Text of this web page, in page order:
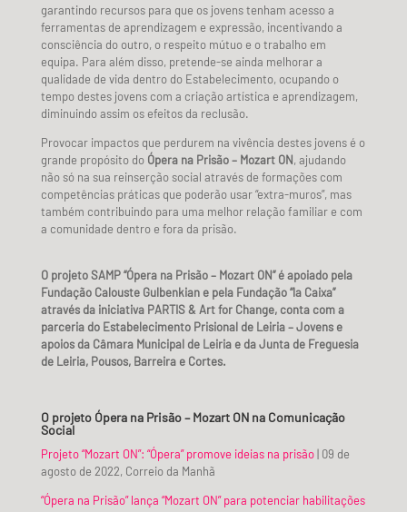
garantindo recursos para que os jovens tenham acesso a
ferramentas de aprendizagem e expressão, incentivando a
consciência do outro, o respeito mútuo e o trabalho em
equipa. Para além disso, pretende-se ainda melhorar a
qualidade de vida dentro do Estabelecimento, ocupando o
tempo destes jovens com a criação artística e aprendizagem,
diminuindo assim os efeitos da reclusão.
Provocar impactos que perdurem na vivência destes jovens é o
grande propósito do Ópera na Prisão – Mozart ON, ajudando
não só na sua reinserção social através de formações com
competências práticas que poderão usar “extra-muros”, mas
também contribuindo para uma melhor relação familiar e com
a comunidade dentro e fora da prisão.
O projeto SAMP “Ópera na Prisão – Mozart ON” é apoiado pela
Fundação Calouste Gulbenkian e pela Fundação “la Caixa”
através da iniciativa PARTIS & Art for Change, conta com a
parceria do Estabelecimento Prisional de Leiria – Jovens e
apoios da Câmara Municipal de Leiria e da Junta de Freguesia
de Leiria, Pousos, Barreira e Cortes.
O projeto Ópera na Prisão – Mozart ON na Comunicação
Social
Projeto “Mozart ON”: “Ópera” promove ideias na prisão| 09 de
agosto de 2022, Correio da Manhã
“Ópera na Prisão” lança “Mozart ON” para potenciar habilitações